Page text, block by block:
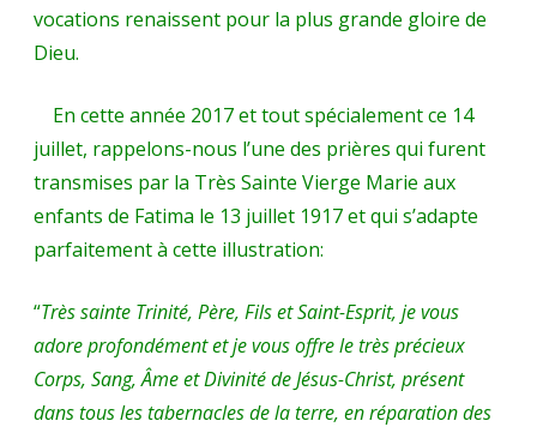
vocations renaissent pour la plus grande gloire de
Dieu.
En cette année 2017 et tout spécialement ce 14
juillet, rappelons-nous l’une des prières qui furent
transmises par la Très Sainte Vierge Marie aux
enfants de Fatima le 13 juillet 1917 et qui s’adapte
parfaitement à cette illustration:
“Très sainte Trinité, Père, Fils et Saint-Esprit, je vous
adore profondément et je vous offre le très précieux
Corps, Sang, Âme et Divinité de Jésus-Christ, présent
dans tous les tabernacles de la terre, en réparation des